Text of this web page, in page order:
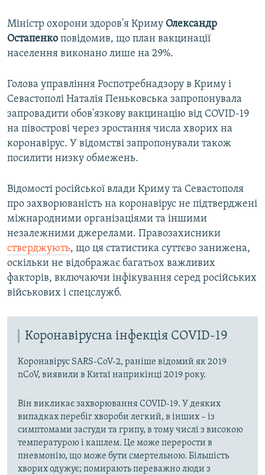
Міністр охорони здоров'я Криму Олександр
Остапенко повідомив, що план вакцинації
населення виконано лише на 29%.
Голова управління Роспотребнадзору в Криму і
Севастополі Наталія Пеньковська запропонувала
запровадити обов'язкову вакцинацію від COVID-19
на півострові через зростання числа хворих на
коронавірус. У відомстві запропонували також
посилити низку обмежень.
Відомості російської влади Криму та Севастополя
про захворюваність на коронавірус не підтверджені
міжнародними організаціями та іншими
незалежними джерелами. Правозахисники
стверджують, що ця статистика суттєво занижена,
оскільки не відображає багатьох важливих
факторів, включаючи інфікування серед російських
військових і спецслужб.
Коронавірусна інфекція COVID-19
Коронавірус SARS-CoV-2, раніше відомий як 2019
nCoV, виявили в Китаї наприкінці 2019 року.
Він викликає захворювання COVID-19. У деяких
випадках перебіг хвороби легкий, в інших – із
симптомами застуди та грипу, в тому числі з високою
температурою і кашлем. Це може перерости в
пневмонію, що може бути смертельною. Більшість
хворих одужує; помирають переважно люди з